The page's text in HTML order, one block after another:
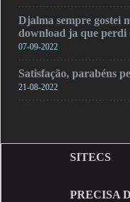
Djalma sempre gostei
download ja que
07-09-2022
Satisfação, parabéns
21-08-2022
SITECS
PRECISA